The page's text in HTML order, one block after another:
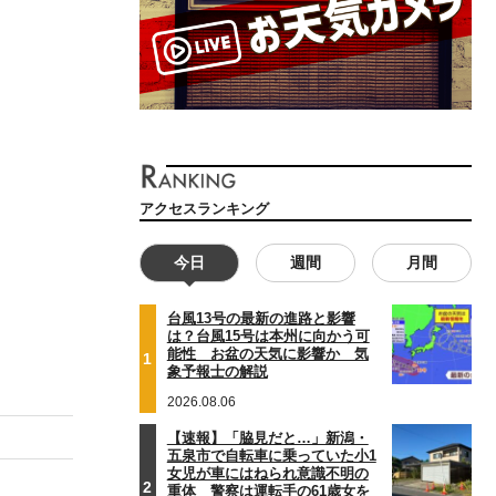
アクセスランキング
今日 週間 月間
1
台風13号の最新の進路と影響
は？台風15号は本州に向かう可
能性 お盆の天気に影響か 気
象予報士の解説
2026.08.06
2
【速報】「脇見だと…」新潟・
五泉市で自転車に乗っていた小1
女児が車にはねられ意識不明の
重体 警察は運転手の61歳女を